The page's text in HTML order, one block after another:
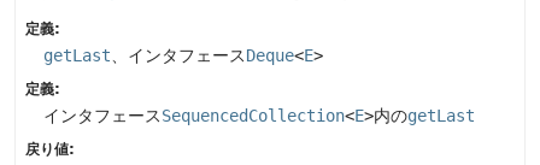
定義:
getLast 、インタフェースDeque<E>
定義:
インタフェースSequencedCollection<E>内のgetLast
戻り値: